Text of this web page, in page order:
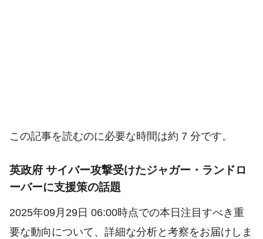
この記事を読むのに必要な時間は約 7 分です。
英政府 サイバー攻撃受けたジャガー・ランドロ
ーバーに支援策の話題
2025年09月29日 06:00時点での本日注目すべき重
要な動向について、詳細な分析と考察をお届けしま